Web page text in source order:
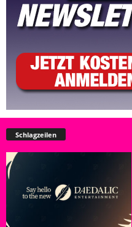
Schlagzeilen